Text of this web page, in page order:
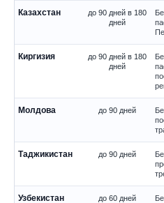
Казахстан
до 90 дней в 180
дней
Киргизия
до 90 дней в 180
дней
Молдова до 90 дней
Таджикистан до 90 дней
Узбекистан до 60 дней